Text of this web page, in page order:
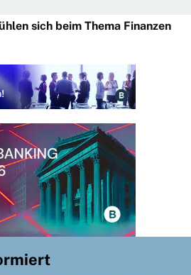
sich beim Thema Finanzen